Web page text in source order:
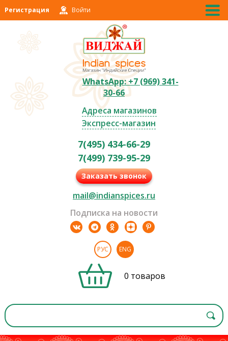
Регистрация Войти
WhatsApp: +7 (969) 341-
30-66
Адреса магазинов
Экспресс-магазин
7(495) 434-66-29
7(499) 739-95-29
Заказать звонок
mail@indianspices.ru
Подписка на новости
РУС ENG
0 товаров